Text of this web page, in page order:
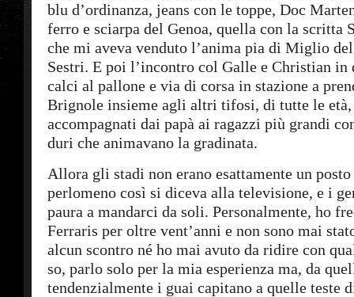
blu d’ordinanza, jeans con le toppe, Doc
ferro e sciarpa del Genoa, quella con la scritta
che mi aveva venduto l’anima pia di Miglio
Sestri. E poi l’incontro col Galle e Christian in
calci al pallone e via di corsa in stazione a
Brignole insieme agli altri tifosi, di tutte le
accompagnati dai papà ai ragazzi più grandi
duri che animavano la gradinata.
Allora gli stadi non erano esattamente un
perlomeno così si diceva alla televisione, e i
paura a mandarci da soli. Personalmente, ho
Ferraris per oltre vent’anni e non sono mai
alcun scontro né ho mai avuto da ridire con
so, parlo solo per la mia esperienza ma, da
tendenzialmente i guai capitano a quelle teste